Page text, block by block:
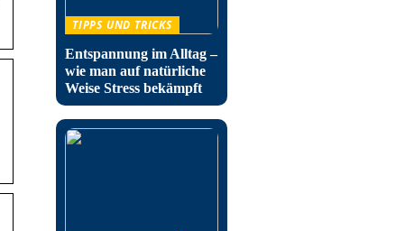
TIPPS UND TRICKS
Entspannung im Alltag –
wie man auf natürliche
Weise Stress bekämpft